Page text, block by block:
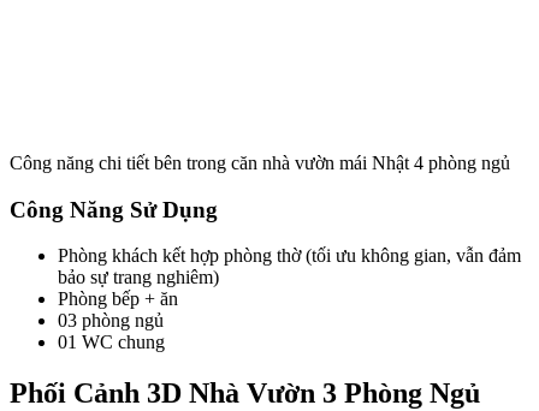
Công năng chi tiết bên trong căn nhà vườn mái Nhật 4 phòng ngủ
Công Năng Sử Dụng
Phòng khách kết hợp phòng thờ (tối ưu không gian, vẫn đảm
bảo sự trang nghiêm)
Phòng bếp + ăn
03 phòng ngủ
01 WC chung
Phối Cảnh 3D Nhà Vườn 3 Phòng Ngủ